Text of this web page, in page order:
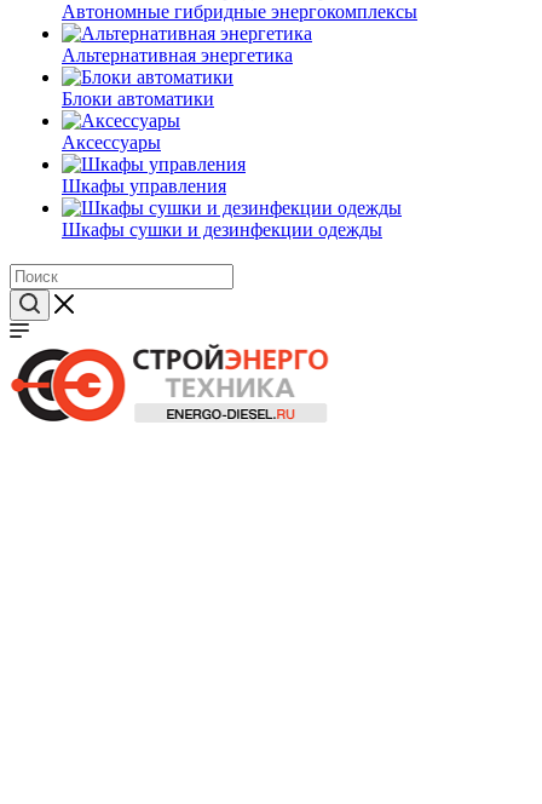
Автономные гибридные энергокомплексы
Альтернативная энергетика
Блоки автоматики
Аксессуары
Шкафы управления
Шкафы сушки и дезинфекции одежды